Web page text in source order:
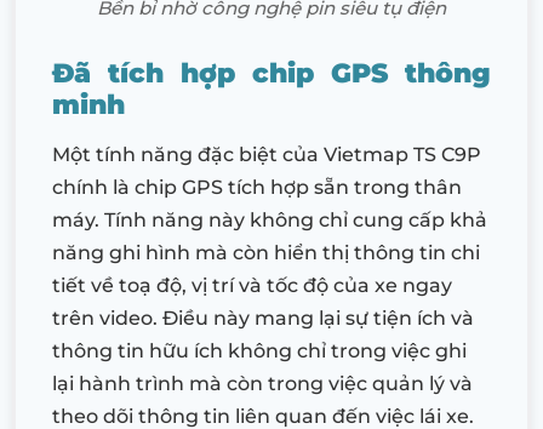
Bền bỉ nhờ công nghệ pin siêu tụ điện
Đã tích hợp chip GPS thông
minh
Một tính năng đặc biệt của Vietmap TS C9P
chính là chip GPS tích hợp sẵn trong thân
máy. Tính năng này không chỉ cung cấp khả
năng ghi hình mà còn hiển thị thông tin chi
tiết về toạ độ, vị trí và tốc độ của xe ngay
trên video. Điều này mang lại sự tiện ích và
thông tin hữu ích không chỉ trong việc ghi
lại hành trình mà còn trong việc quản lý và
theo dõi thông tin liên quan đến việc lái xe.